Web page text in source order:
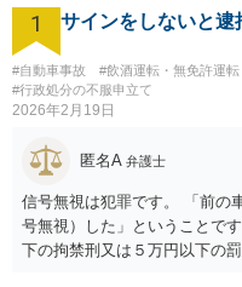
EB相
1 サインをしないと逮
#自動車事故 #飲酒運転・無免許運転
#行政処分の不服申立て
2026年2月19日
匿名A 弁護士
信号無視は犯罪です。 「前の
号無視）した」ということで
下の拘禁刑又は５万円以下の